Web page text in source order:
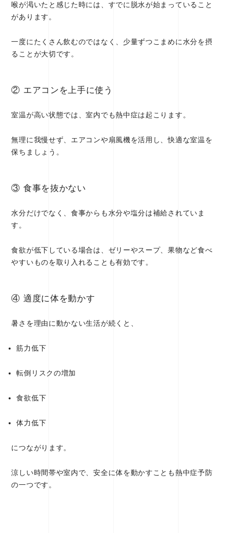
喉が渇いたと感じた時には、すでに脱水が始まっていること
があります。
一度にたくさん飲むのではなく、少量ずつこまめに水分を摂
ることが大切です。
② エアコンを上手に使う
室温が高い状態では、室内でも熱中症は起こります。
無理に我慢せず、エアコンや扇風機を活用し、快適な室温を
保ちましょう。
③ 食事を抜かない
水分だけでなく、食事からも水分や塩分は補給されていま
す。
食欲が低下している場合は、ゼリーやスープ、果物など食べ
やすいものを取り入れることも有効です。
④ 適度に体を動かす
暑さを理由に動かない生活が続くと、
筋力低下
転倒リスクの増加
食欲低下
体力低下
につながります。
涼しい時間帯や室内で、安全に体を動かすことも熱中症予防
の一つです。